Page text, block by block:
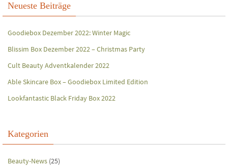
Neueste Beiträge
Goodiebox Dezember 2022: Winter Magic
Blissim Box Dezember 2022 – Christmas Party
Cult Beauty Adventkalender 2022
Able Skincare Box – Goodiebox Limited Edition
Lookfantastic Black Friday Box 2022
Kategorien
Beauty-News (25)